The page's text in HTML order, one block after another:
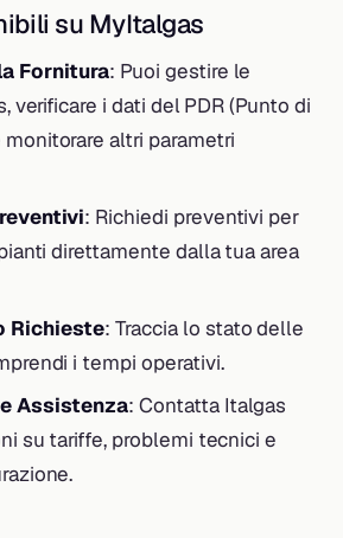
su MyItalgas
Fornitura: Puoi gestire le
verificare i dati del PDR (Punto di
monitorare altri parametri
: Richiedi preventivi per
direttamente dalla tua area
Richieste: Traccia lo stato delle
i tempi operativi.
Assistenza: Contatta Italgas
su tariffe, problemi tecnici e